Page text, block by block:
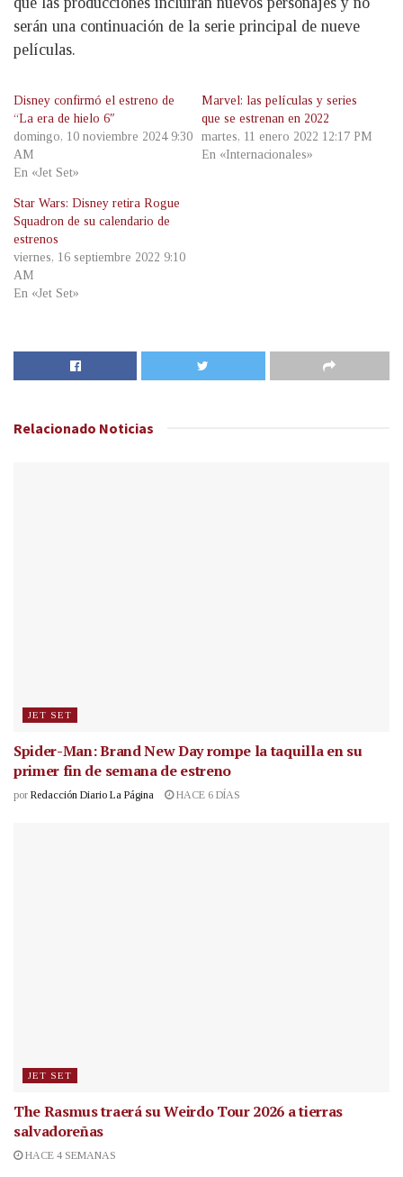
serán una continuación de la serie principal de nueve
películas.
Disney confirmó el estreno de
“La era de hielo 6″
domingo, 10 noviembre 2024 9:30
AM
En «Jet Set»
Marvel: las películas y series
que se estrenan en 2022
martes, 11 enero 2022 12:17 PM
En «Internacionales»
Star Wars: Disney retira Rogue
Squadron de su calendario de
estrenos
viernes, 16 septiembre 2022 9:10
AM
En «Jet Set»
Relacionado Noticias
JET SET
Spider-Man: Brand New Day rompe la taquilla en su
primer fin de semana de estreno
por Redacción Diario La Página HACE 6 DÍAS
JET SET
The Rasmus traerá su Weirdo Tour 2026 a tierras
salvadoreñas
HACE 4 SEMANAS